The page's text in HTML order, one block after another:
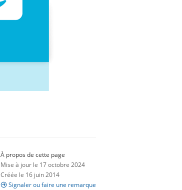
À propos de cette page
Mise à jour le 17 octobre 2024
Créée le 16 juin 2014
Signaler ou faire une remarque